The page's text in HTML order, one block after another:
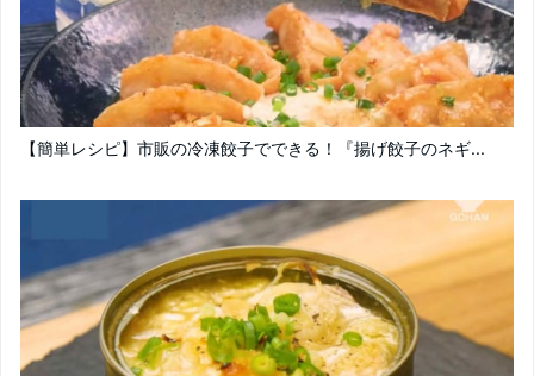
【簡単レシピ】市販の冷凍餃子でできる！『揚げ餃子のネギ...